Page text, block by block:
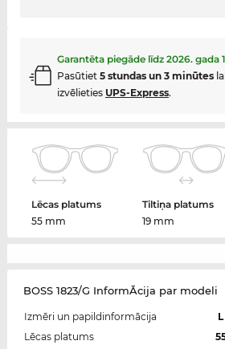
Garantēta piegāde līdz 2026. gada
Pasūtiet 5 stundas un 3 minūtes
izvēlieties UPS-Express.
Lēcas platums
55 mm
Tiltiņa platums
19 mm
BOSS 1823/G InformĀcija par modeli
Izmēri un papildinformācija L
Lēcas platums